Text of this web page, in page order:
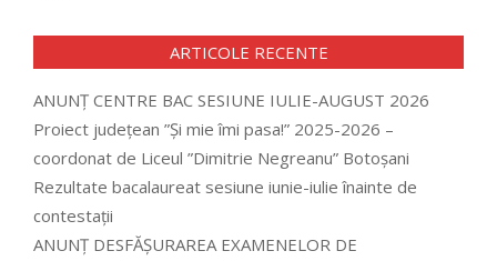
ARTICOLE RECENTE
ANUNȚ CENTRE BAC SESIUNE IULIE-AUGUST 2026
Proiect județean ”Și mie îmi pasa!” 2025-2026 –
coordonat de Liceul ”Dimitrie Negreanu” Botoșani
Rezultate bacalaureat sesiune iunie-iulie înainte de
contestații
ANUNȚ DESFĂȘURAREA EXAMENELOR DE